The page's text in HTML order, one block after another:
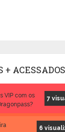
+ ACESSADOS
7
VIP com os
6